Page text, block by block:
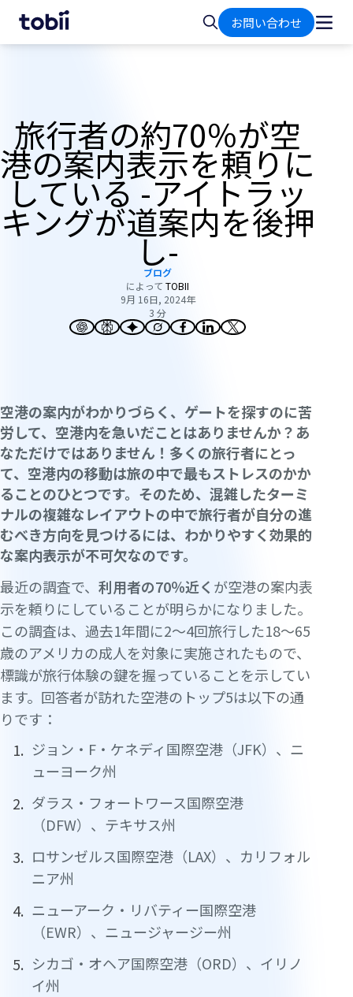
ー
検
索
お問い合わせ
旅行者の約70％が空
港の案内表示を頼りに
している -アイトラッ
キングが道案内を後押
し-
ブログ
によって TOBII
9月 16日, 2024年
3 分
空港の案内がわかりづらく、ゲートを探すのに苦
労して、空港内を急いだことはありませんか？あ
なただけではありません！多くの旅行者にとっ
て、空港内の移動は旅の中で最もストレスのかか
ることのひとつです。そのため、混雑したターミ
ナルの複雑なレイアウトの中で旅行者が自分の進
むべき方向を見つけるには、わかりやすく効果的
な案内表示が不可欠なのです。
最近の調査で、 利用者の70％近く が空港の案内表
示を頼りにしていることが明らかになりました。
この調査は、過去1年間に2～4回旅行した18～65
歳のアメリカの成人を対象に実施されたもので、
標識が旅行体験の鍵を握っていることを示してい
ます。回答者が訪れた空港のトップ5は以下の通
りです：
ジョン・F・ケネディ国際空港（JFK）、ニ
ューヨーク州
ダラス・フォートワース国際空港
（DFW）、テキサス州
ロサンゼルス国際空港（LAX）、カリフォル
ニア州
ニューアーク・リバティー国際空港
（EWR）、ニュージャージー州
シカゴ・オヘア国際空港（ORD）、イリノ
イ州